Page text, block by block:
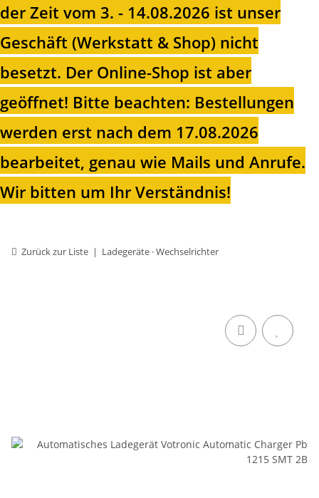
der Zeit vom 3. - 14.08.2026 ist unser
Geschäft (Werkstatt & Shop) nicht
besetzt. Der Online-Shop ist aber
geöffnet! Bitte beachten: Bestellungen
werden erst nach dem 17.08.2026
bearbeitet, genau wie Mails und Anrufe.
Wir bitten um Ihr Verständnis!
Zurück zur Liste Ladegeräte · Wechselrichter